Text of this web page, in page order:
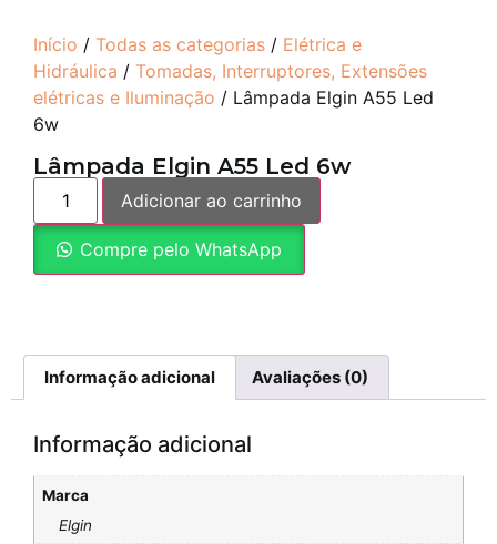
Início / Todas as categorias / Elétrica e
Hidráulica / Tomadas, Interruptores, Extensões
elétricas e Iluminação / Lâmpada Elgin A55 Led
6w
Lâmpada Elgin A55 Led 6w
Adicionar ao carrinho
Compre pelo WhatsApp
Informação adicional Avaliações (0)
Informação adicional
Marca
Elgin